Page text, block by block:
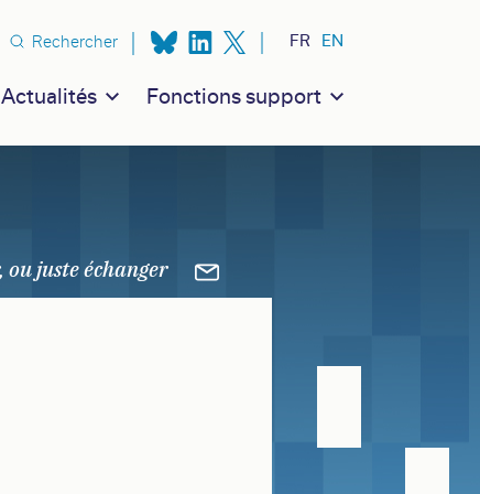
Actualités Fonctions support
Rechercher FR EN